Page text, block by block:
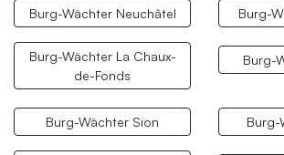
Burg-Wächter Neuchâtel Burg-
Burg-Wächter La Chaux-
de-Fonds
Burg-
Burg-Wächter Sion Burg-